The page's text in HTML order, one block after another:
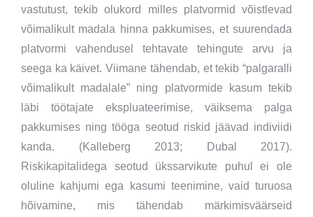
vastutust, tekib olukord milles platvormid võistlevad
võimalikult madala hinna pakkumises, et suurendada
platvormi vahendusel tehtavate tehingute arvu ja
seega ka käivet. Viimane tähendab, et tekib “palgaralli
võimalikult madalale” ning platvormide kasum tekib
läbi töötajate ekspluateerimise, väiksema palga
pakkumises ning tööga seotud riskid jäävad indiviidi
kanda. (Kalleberg 2013; Dubal 2017).
Riskikapitalidega seotud ükssarvikute puhul ei ole
oluline kahjumi ega kasumi teenimine, vaid turuosa
hõivamine, mis tähendab märkimisväärseid